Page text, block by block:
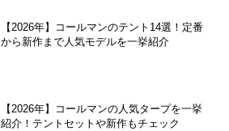
【2026年】コールマンのテント14選！定番
から新作まで人気モデルを一挙紹介
【2026年】コールマンの人気タープを一挙
紹介！テントセットや新作もチェック